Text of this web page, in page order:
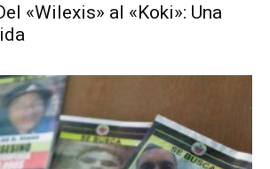
«Wilexis» al «Koki»: Una